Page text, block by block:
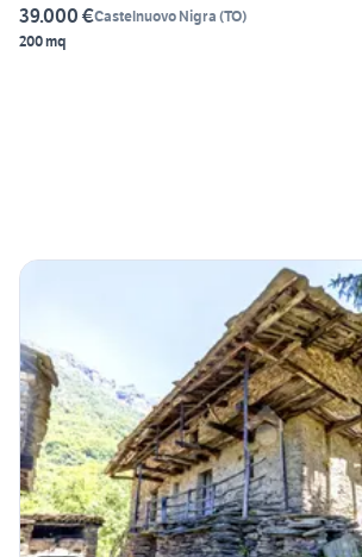
39.000 €Castelnuovo Nigra (TO)
200 mq